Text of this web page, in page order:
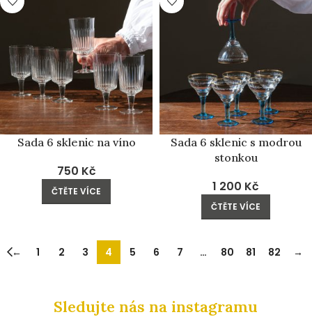
Sada 6 sklenic na víno
750 Kč
ČTĚTE VÍCE
Sada 6 sklenic s modrou
stonkou
1 200 Kč
ČTĚTE VÍCE
← 1 2 3 4 5 6 7 … 80 81 82 →
Sledujte nás na instagramu